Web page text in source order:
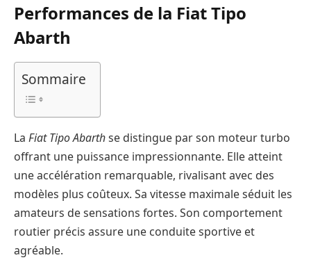
Performances de la Fiat Tipo
Abarth
Sommaire
La Fiat Tipo Abarthse distingue par son moteur turbo
offrant une puissance impressionnante. Elle atteint
une accélération remarquable, rivalisant avec des
modèles plus coûteux. Sa vitesse maximale séduit les
amateurs de sensations fortes. Son comportement
routier précis assure une conduite sportive et
agréable.